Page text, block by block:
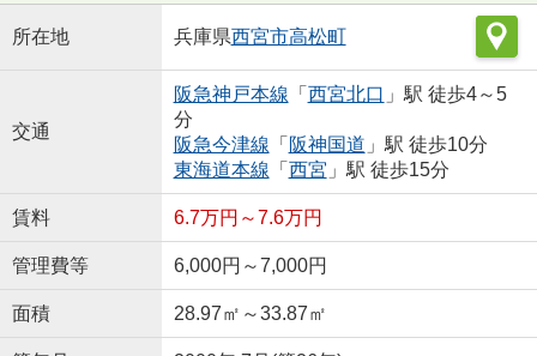
所在地 兵庫県西宮市高松町
交通
阪急神戸本線 「 西宮北口 」駅 徒歩4～5
分
阪急今津線 「 阪神国道 」駅 徒歩10分
東海道本線 「 西宮 」駅 徒歩15分
賃料 6.7万円～7.6万円
管理費等 6,000円～7,000円
面積 28.97㎡～33.87㎡